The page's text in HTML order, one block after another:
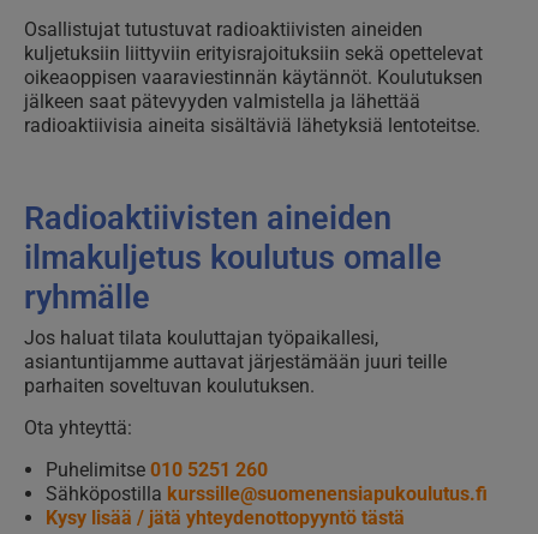
Osallistujat tutustuvat radioaktiivisten aineiden
kuljetuksiin liittyviin erityisrajoituksiin sekä opettelevat
oikeaoppisen vaaraviestinnän käytännöt. Koulutuksen
jälkeen saat pätevyyden valmistella ja lähettää
radioaktiivisia aineita sisältäviä lähetyksiä lentoteitse.
Radioaktiivisten aineiden
ilmakuljetus koulutus omalle
ryhmälle
Jos haluat tilata kouluttajan työpaikallesi,
asiantuntijamme auttavat järjestämään juuri teille
parhaiten soveltuvan koulutuksen.
Ota yhteyttä:
Puhelimitse 010 5251 260
Sähköpostilla kurssille@suomenensiapukoulutus.fi
Kysy lisää / jätä yhteydenottopyyntö tästä